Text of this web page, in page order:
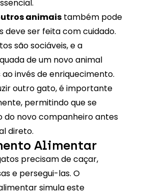
animaistambém pode
deve ser feita com cuidado.
são sociáveis, e a
de um novo animal
invés de enriquecimento.
outro gato, é importante
permitindo que se
do novo companheiro antes
direto.
Alimentar
precisam de caçar,
e persegui-las. O
simula este